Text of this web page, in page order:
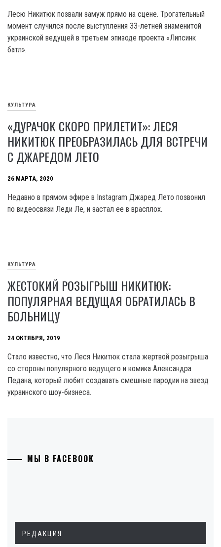
Лесю Никитюк позвали замуж прямо на сцене. Трогательный
момент случился после выступления 33-летней знаменитой
украинской ведущей в третьем эпизоде проекта «Липсинк
батл».
КУЛЬТУРА
«ДУРАЧОК СКОРО ПРИЛЕТИТ»: ЛЕСЯ
НИКИТЮК ПРЕОБРАЗИЛАСЬ ДЛЯ ВСТРЕЧИ
С ДЖАРЕДОМ ЛЕТО
26 МАРТА, 2020
Недавно в прямом эфире в Instagram Джаред Лето позвонил
по видеосвязи Леди Ле, и застал ее в врасплох.
КУЛЬТУРА
ЖЕСТОКИЙ РОЗЫГРЫШ НИКИТЮК:
ПОПУЛЯРНАЯ ВЕДУЩАЯ ОБРАТИЛАСЬ В
БОЛЬНИЦУ
24 ОКТЯБРЯ, 2019
Стало известно, что Леся Никитюк стала жертвой розыгрыша
со стороны популярного ведущего и комика Александра
Педана, который любит создавать смешные пародии на звезд
украинского шоу-бизнеса.
МЫ В FACEBOOK
РЕДАКЦИЯ